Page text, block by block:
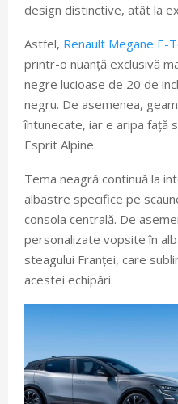
design distinctive, atât la
Astfel, Renault Megane E-
printr-o nuanță exclusivă
negre lucioase de 20 de
negru. De asemenea,
întunecate, iar e aripa față
Esprit Alpine.
Tema neagră continuă la
albastre specifice pe
consola centrală. De
personalizate vopsite în
steagului Franței, care
acestei echipări.